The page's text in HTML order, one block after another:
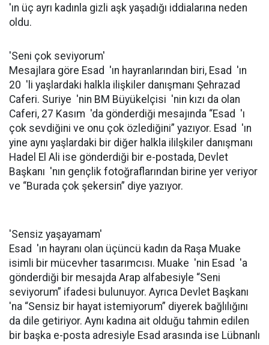
'ın üç ayrı kadınla gizli aşk yaşadığı iddialarına neden
oldu.
'Seni çok seviyorum'
Mesajlara göre Esad 'ın hayranlarından biri, Esad 'ın
20 'li yaşlardaki halkla ilişkiler danışmanı Şehrazad
Caferi. Suriye 'nin BM Büyükelçisi 'nin kızı da olan
Caferi, 27 Kasım 'da gönderdiği mesajında “Esad 'ı
çok sevdiğini ve onu çok özlediğini” yazıyor. Esad 'ın
yine aynı yaşlardaki bir diğer halkla ililşkiler danışmanı
Hadel El Ali ise gönderdiği bir e-postada, Devlet
Başkanı 'nın gençlik fotoğraflarından birine yer veriyor
ve “Burada çok şekersin” diye yazıyor.
'Sensiz yaşayamam'
Esad 'ın hayranı olan üçüncü kadın da Raşa Muake
isimli bir mücevher tasarımcısı. Muake 'nin Esad 'a
gönderdiği bir mesajda Arap alfabesiyle “Seni
seviyorum” ifadesi bulunuyor. Ayrıca Devlet Başkanı
'na “Sensiz bir hayat istemiyorum” diyerek bağlılığını
da dile getiriyor. Aynı kadına ait olduğu tahmin edilen
bir başka e-posta adresiyle Esad arasında ise Lübnanlı